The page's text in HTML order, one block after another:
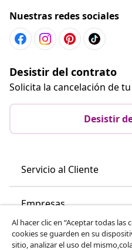
Nuestras redes sociales
Desistir del contrato
Solicita la cancelación de
Desistir
Servicio al Cliente
Empresas
vidaXL
Al hacer clic en “Aceptar todas las
cookies se guarden en su
sitio, analizar el uso del